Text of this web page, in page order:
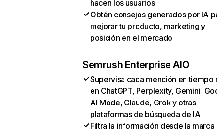
hacen los usuarios
Obtén consejos generados por IA
mejorar tu producto, marketing y
posición en el mercado
Semrush Enterprise AIO
Supervisa cada mención en tiempo
en ChatGPT, Perplexity, Gemini,
AI Mode, Claude, Grok y otras
plataformas de búsqueda de IA
Filtra la información desde la marca